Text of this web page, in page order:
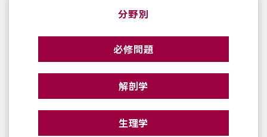
分野別
必修問題
解剖学
生理学